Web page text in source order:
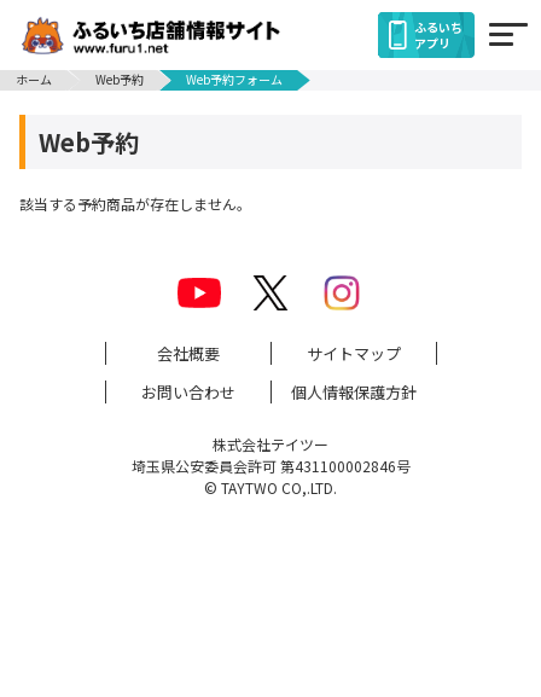
ふるいち
アプリ
ホーム
Web予約 Web予約フォーム
Web予約
該当する予約商品が存在しません。
会社概要
サイトマップ
お問い合わせ
個人情報保護方針
株式会社テイツー
埼玉県公安委員会許可 第431100002846号
© TAYTWO CO,.LTD.